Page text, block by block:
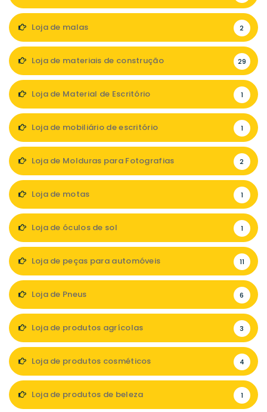
Loja de malas 2
Loja de materiais de construção 29
Loja de Material de Escritório 1
Loja de mobiliário de escritório 1
Loja de Molduras para Fotografias 2
Loja de motas 1
Loja de óculos de sol 1
Loja de peças para automóveis 11
Loja de Pneus 6
Loja de produtos agrícolas 3
Loja de produtos cosméticos 4
Loja de produtos de beleza 1